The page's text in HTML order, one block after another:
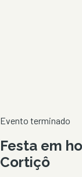
Evento terminado
Festa em
Cortiçô